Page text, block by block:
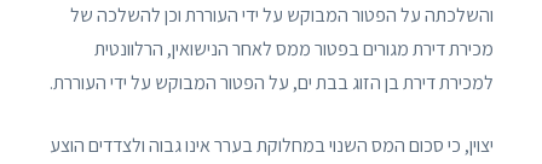
והשלכתה על הפטור המבוקש על ידי העוררת וכן להשלכה של
מכירת דירת מגורים בפטור ממס לאחר הנישואין, הרלוונטית
למכירת דירת בן הזוג בבת ים, על הפטור המבוקש על ידי העוררת.
יצוין, כי סכום המס השנוי במחלוקת בערר אינו גבוה ולצדדים הוצע